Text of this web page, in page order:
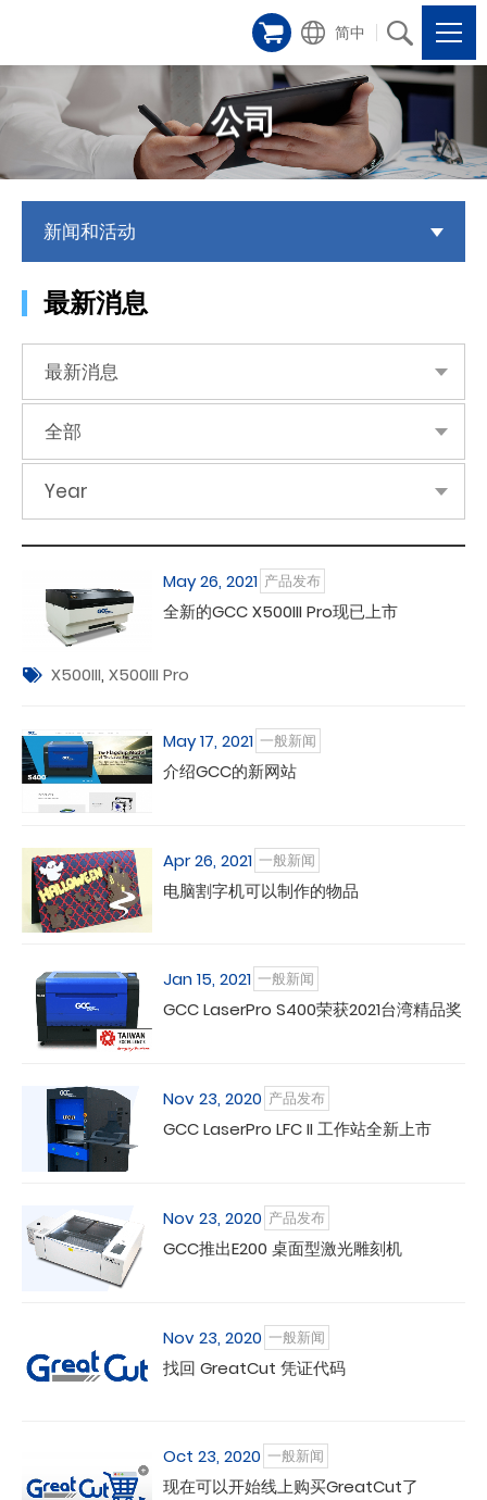
简中
公司
新闻和活动
最新消息
最新消息
全部
Year
May 26, 2021 产品发布
全新的GCC X500III Pro现已上市
X500III, X500III Pro
May 17, 2021 一般新闻
介绍GCC的新网站
Apr 26, 2021 一般新闻
电脑割字机可以制作的物品
Jan 15, 2021 一般新闻
GCC LaserPro S400荣获2021台湾精品奖
Nov 23, 2020 产品发布
GCC LaserPro LFC II 工作站全新上市
Nov 23, 2020 产品发布
GCC推出E200 桌面型激光雕刻机
Nov 23, 2020 一般新闻
找回 GreatCut 凭证代码
Oct 23, 2020 一般新闻
现在可以开始线上购买GreatCut了